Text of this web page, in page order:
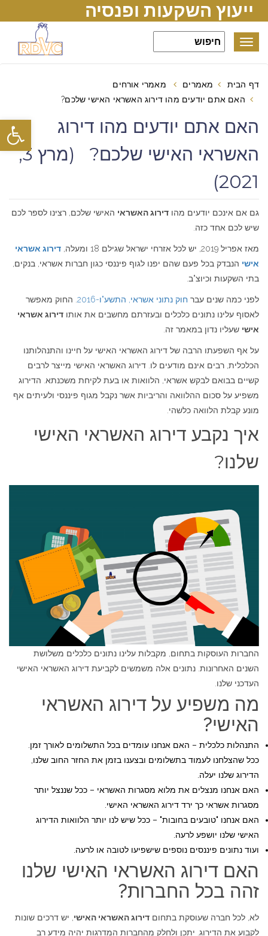
פתח
ייעוץ השקעות ופנסיה
Toggle
דף הבית מאמרים
מאמרי אורחים
האם אתם יודעים מהו דירוג האשראי האישי שלכם?
האם אתם יודעים מהו דירוג
האשראי האישי שלכם? (מרץ 3,
2021)
גם אם אינכם יודעים מהו דירוג האשראי האישי שלכם, רצינו לספר לכם
שיש לכם אחד כזה.
מאז אפריל 2019, יש לכל אזרחי ישראל שגילם 18 ומעלה,
דירוג אשראי
אישי הנבדק בכל פעם שהם יפנו לגוף פיננסי כגון חברות אשראי, בנקים,
בתי השקעות וכיוצ"ב.
לפני כמה שנים עבר חוק נתוני אשראי, התשע"ו-2016
. החוק מאפשר
לאסוף עלינו נתונים כלכלים ובעזרתם מחשבים את אותו דירוג אשראי
אישי שעליו נדון במאמר זה.
על אף השפעתו הרבה של דירוג האשראי האישי על חיינו והתנהלותנו
הכלכלית, רבים אינם מודעים לו. דירוג האשראי האישי מייצר לרבים
קשיים בבואם לבקש אשראי, הלוואות או בעת לקיחת משכנתא. הדירוג
משפיע על סכום ההלוואה והריביות אשר נקבל מגוף פיננסי ולעיתים אף
מונע קבלת הלוואה כלשהי.
איך נקבע דירוג האשראי האישי
שלנו?
החברות העוסקות בתחום, מקבלות עלינו נתונים כלכלים משלושת
השנים האחרונות. נתונים אלה משמשים לקביעת דירוג האשראי האישי
העדכני שלנו.
מה משפיע על דירוג האשראי
האישי?
התנהלות כלכלית – האם אנחנו עומדים בכל התשלומים לאורך זמן.
ככל שהצלחנו לעמוד בתשלומים ובצענו בזמן את החזר החוב שלנו,
הדירוג שלנו יעלה.
האם אנחנו מנצלים את מלוא מסגרות האשראי – ככל שננצל יותר
מסגרות אשראי כך ירד דירוג האשראי האישי.
האם אנחנו "טובעים בחובות" – ככל שיש לנו יותר הלוואות הדירוג
האישי שלנו יושפע לרעה.
ועוד נתונים פיננסים נוספים שישפיעו לטובה או לרעה.
האם דירוג האשראי האישי שלנו
זהה בכל החברות?
לא, לכל חברה שעוסקת בתחום דירוג האשראי האישי , יש דרכים שונות
לקבוע את הדירוג. יתכן ולחלק מהחברות המדרגות יהיה מידע רב